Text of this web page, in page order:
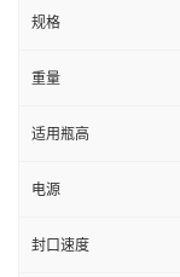
规格
重量
适用瓶高
电源
封口速度